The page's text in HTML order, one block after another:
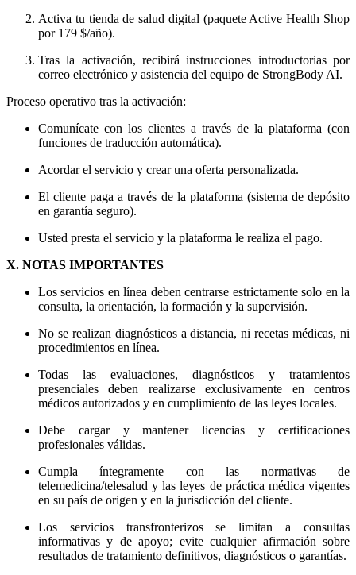
Activa tu tienda de salud digital (paquete Active Health Shop
por 179 $/año).
Tras la activación, recibirá instrucciones introductorias por
correo electrónico y asistencia del equipo de StrongBody AI.
Proceso operativo tras la activación:
Comunícate con los clientes a través de la plataforma (con
funciones de traducción automática).
Acordar el servicio y crear una oferta personalizada.
El cliente paga a través de la plataforma (sistema de depósito
en garantía seguro).
Usted presta el servicio y la plataforma le realiza el pago.
X. NOTAS IMPORTANTES
Los servicios en línea deben centrarse estrictamente solo en la
consulta, la orientación, la formación y la supervisión.
No se realizan diagnósticos a distancia, ni recetas médicas, ni
procedimientos en línea.
Todas las evaluaciones, diagnósticos y tratamientos
presenciales deben realizarse exclusivamente en centros
médicos autorizados y en cumplimiento de las leyes locales.
Debe cargar y mantener licencias y certificaciones
profesionales válidas.
Cumpla íntegramente con las normativas de
telemedicina/telesalud y las leyes de práctica médica vigentes
en su país de origen y en la jurisdicción del cliente.
Los servicios transfronterizos se limitan a consultas
informativas y de apoyo; evite cualquier afirmación sobre
resultados de tratamiento definitivos, diagnósticos o garantías.